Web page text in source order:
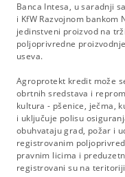
Banca Intesa, u saradnji
i KfW Razvojnom
jedinstveni proizvod na
poljoprivredne
useva.
Agroprotekt kredit može
obrtnih sredstava i
kultura - pšenice, ječma,
i uključuje polisu
obuhvataju grad, požar i
registrovanim
pravnim licima i
registrovani su na